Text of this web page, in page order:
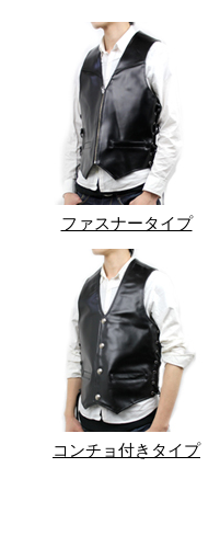
ファスナータイプ
コンチョ付きタイプ